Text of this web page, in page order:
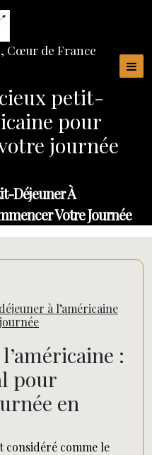
Cœur de France
petit-
pour
journée
Déjeuner À
Votre Journée
à l’américaine
:
pour
en
considéré comme le